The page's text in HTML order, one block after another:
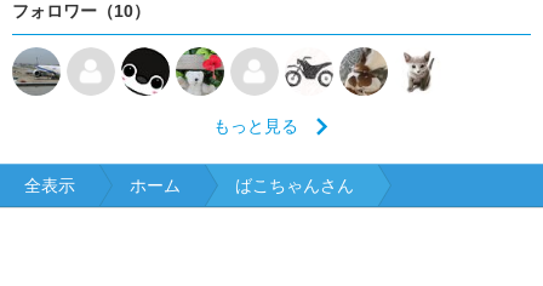
フォロワー（10）
もっと見る
全表示 ホーム ばこちゃんさん